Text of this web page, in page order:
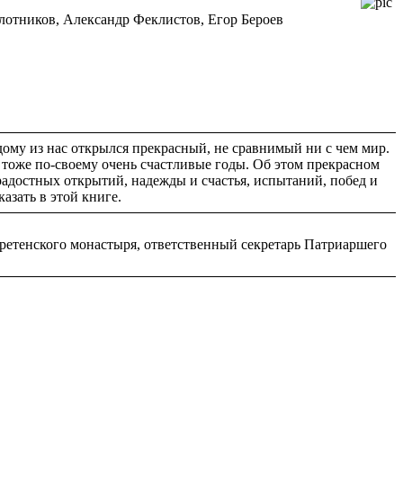
Александр Феклистов, Егор Бероев
из нас открылся прекрасный, не сравнимый ни с чем мир.
по-своему очень счастливые годы. Об этом прекрасном
открытий, надежды и счастья, испытаний, побед и
в этой книге.
монастыря, ответственный секретарь Патриаршего